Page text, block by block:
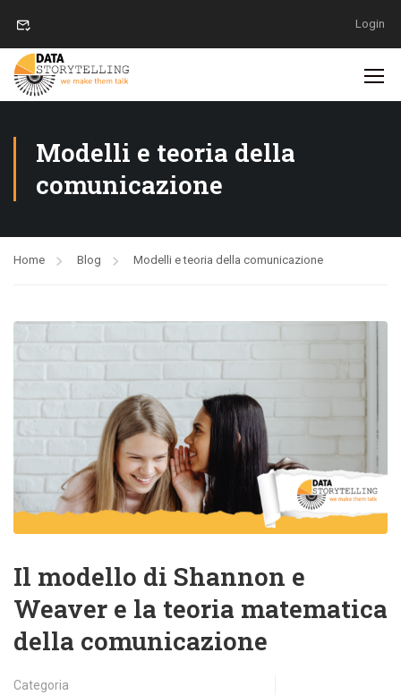
Login
Modelli e teoria della
comunicazione
Home Blog Modelli e teoria della comunicazione
Il modello di Shannon e
Weaver e la teoria matematica
della comunicazione
Categoria